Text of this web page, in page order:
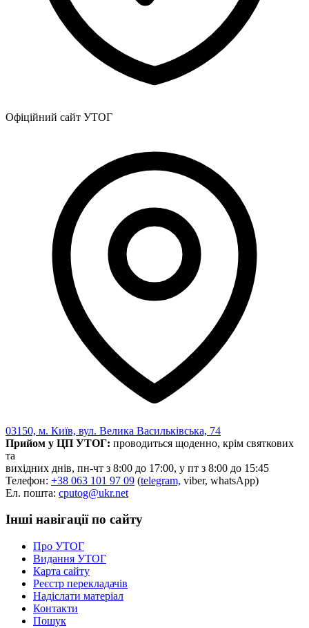
Офіційний сайт УТОГ
03150, м. Київ, вул. Велика Васильківська, 74
Прийом у ЦП УТОГ: проводиться щоденно, крім святкових
та
вихідних днів, пн-чт з 8:00 до 17:00, у пт з 8:00 до 15:45
Телефон: +38 063 101 97 09 (telegram, viber, whatsApp)
Ел. пошта: cputog@ukr.net
Інші навігації по сайту
Про УТОГ
Видання УТОГ
Карта сайту
Реєстр перекладачів
Надіслати матеріал
Контакти
Пошук